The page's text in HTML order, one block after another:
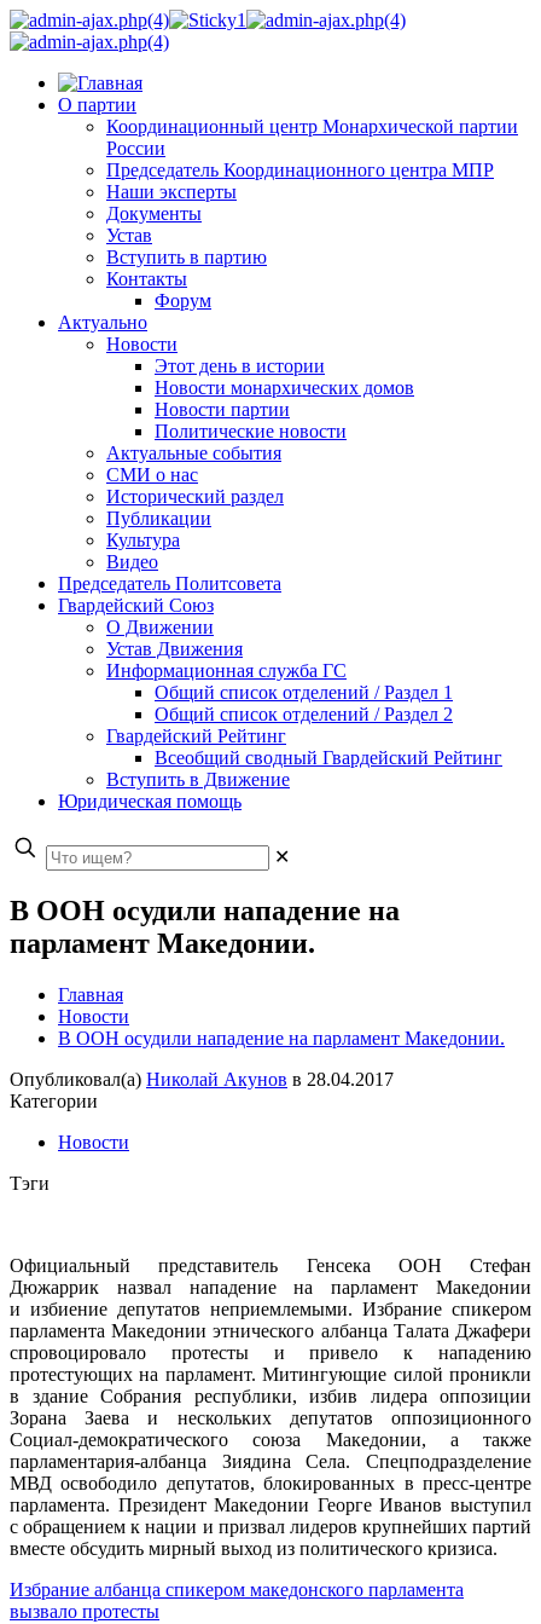
О партии
Координационный центр Монархической партии
России
Председатель Координационного центра МПР
Наши эксперты
Документы
Устав
Вступить в партию
Контакты
Форум
Актуально
Новости
Этот день в истории
Новости монархических домов
Новости партии
Политические новости
Актуальные события
СМИ о нас
Исторический раздел
Публикации
Культура
Видео
Председатель Политсовета
Гвардейский Союз
О Движении
Устав Движения
Информационная служба ГС
Общий список отделений / Раздел 1
Общий список отделений / Раздел 2
Гвардейский Рейтинг
Всеобщий сводный Гвардейский Рейтинг
Вступить в Движение
Юридическая помощь
✕
В ООН осудили нападение на
парламент Македонии.
Главная
Новости
В ООН осудили нападение на парламент Македонии.
Опубликовал(а) Николай Акунов в 28.04.2017
Категории
Новости
Тэги
Официальный представитель Генсека ООН Стефан
Дюжаррик назвал нападение на парламент Македонии
и избиение депутатов неприемлемыми. Избрание спикером
парламента Македонии этнического албанца Талата Джафери
спровоцировало протесты и привело к нападению
протестующих на парламент. Митингующие силой проникли
в здание Собрания республики, избив лидера оппозиции
Зорана Заева и нескольких депутатов оппозиционного
Социал-демократического союза Македонии, а также
парламентария-албанца Зиядина Села. Спецподразделение
МВД освободило депутатов, блокированных в пресс-центре
парламента. Президент Македонии Георге Иванов выступил
с обращением к нации и призвал лидеров крупнейших партий
вместе обсудить мирный выход из политического кризиса.
Избрание албанца спикером македонского парламента
вызвало протесты